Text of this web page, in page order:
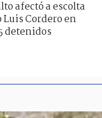
afectó a escolta
Cordero en
detenidos